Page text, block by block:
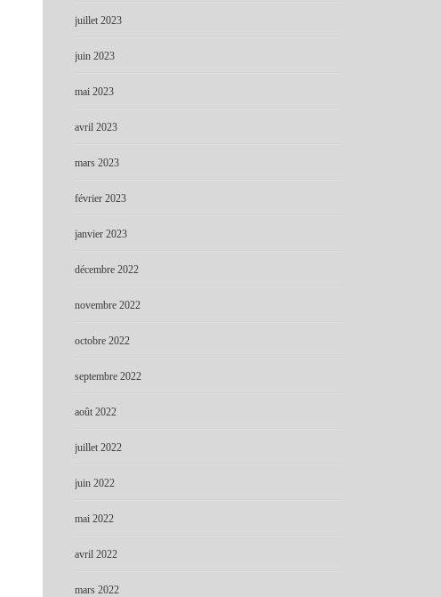
juillet 2023
juin 2023
mai 2023
avril 2023
mars 2023
février 2023
janvier 2023
décembre 2022
novembre 2022
octobre 2022
septembre 2022
août 2022
juillet 2022
juin 2022
mai 2022
avril 2022
mars 2022